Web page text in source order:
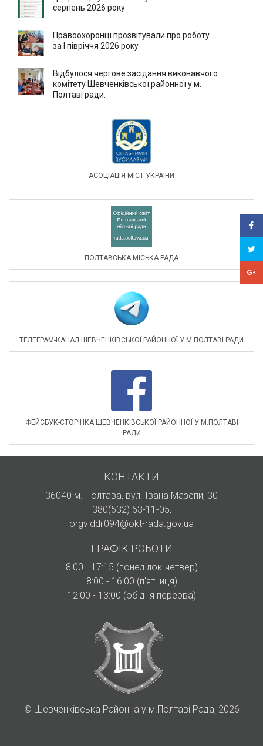
серпень 2026 року
Правоохоронці прозвітували про роботу
за І півріччя 2026 року
Відбулося чергове засідання виконавчого
комітету Шевченківської районної у м.
Полтаві ради.
АСОЦIАЦIЯ МIСТ УКРАЇНИ
ПОЛТАВСЬКА МІСЬКА РАДА
ТЕЛЕГРАМ-КАНАЛ ШЕВЧЕНКІВСЬКОЇ РАЙОННОЇ У М.ПОЛТАВІ РАДИ
ФЕЙСБУК-СТОРІНКА ШЕВЧЕНКІВСЬКОЇ РАЙОННОЇ У М.ПОЛТАВІ
РАДИ
КОНТАКТИ
36040 м. Полтава, вул. Івана Мазепи, 30
380(532) 63-11-05,
orgviddil094@okt-rada.gov.ua
ГРАФІК РОБОТИ
8:00 - 17:15 (понеділок-четвер)
8:00 - 16:00 (п'ятниця)
12:00 - 13:00 (обідня перерва)
© Шевченківська Районна у м.Полтаві Рада, 2026